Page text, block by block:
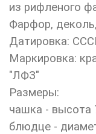
из рифленого
Фарфор,
Датировка:
Маркировка:
"ЛФЗ"
Размеры:
чашка - высота
блюдце -